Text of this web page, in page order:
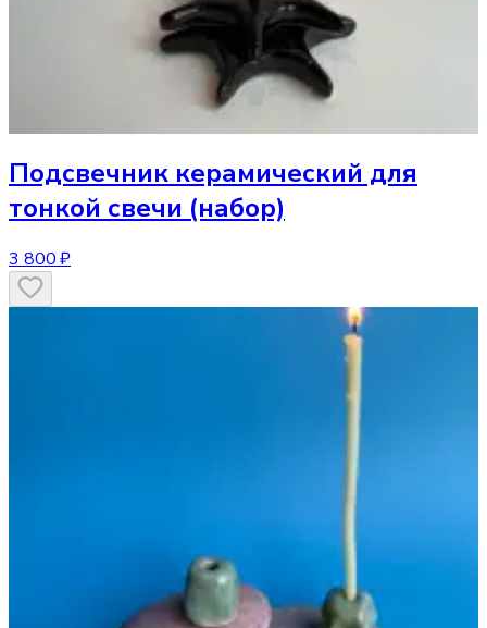
Подсвечник керамический для
тонкой свечи (набор)
3 800 ₽